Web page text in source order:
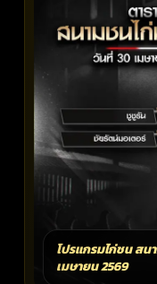
โปรแกรมไก่ชน ส
เมษายน 2569